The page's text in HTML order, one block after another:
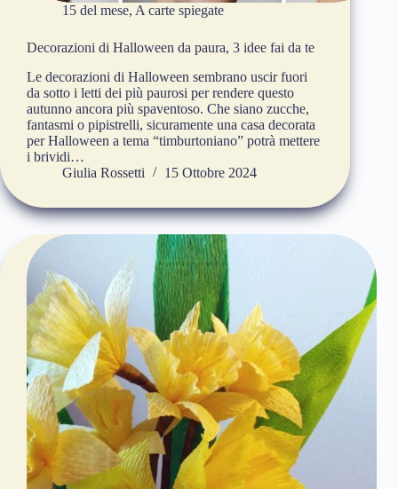
15 del mese, A carte spiegate
Decorazioni di Halloween da paura, 3 idee fai da te
Le decorazioni di Halloween sembrano uscir fuori
da sotto i letti dei più paurosi per rendere questo
autunno ancora più spaventoso. Che siano zucche,
fantasmi o pipistrelli, sicuramente una casa decorata
per Halloween a tema “timburtoniano” potrà mettere
i brividi…
Giulia Rossetti
15 Ottobre 2024